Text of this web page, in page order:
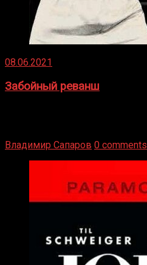
08.06.2021
Забойный реванш
Владимир Сапаров 0 comments